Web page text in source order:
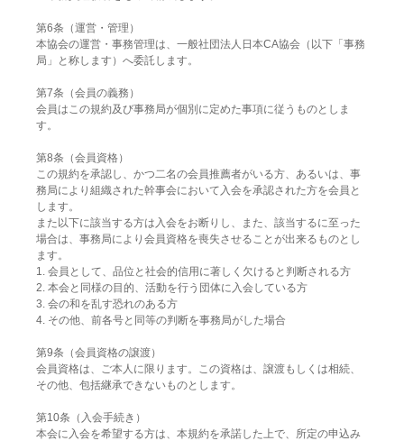
第6条（運営・管理）
本協会の運営・事務管理は、一般社団法人日本CA協会（以下「事務
局」と称します）へ委託します。
第7条（会員の義務）
会員はこの規約及び事務局が個別に定めた事項に従うものとしま
す。
第8条（会員資格）
この規約を承認し、かつ二名の会員推薦者がいる方、あるいは、事
務局により組織された幹事会において入会を承認された方を会員と
します。
また以下に該当する方は入会をお断りし、また、該当するに至った
場合は、事務局により会員資格を喪失させることが出来るものとし
ます。
1. 会員として、品位と社会的信用に著しく欠けると判断される方
2. 本会と同様の目的、活動を行う団体に入会している方
3. 会の和を乱す恐れのある方
4. その他、前各号と同等の判断を事務局がした場合
第9条（会員資格の譲渡）
会員資格は、ご本人に限ります。この資格は、譲渡もしくは相続、
その他、包括継承できないものとします。
第10条（入会手続き）
本会に入会を希望する方は、本規約を承諾した上で、所定の申込み